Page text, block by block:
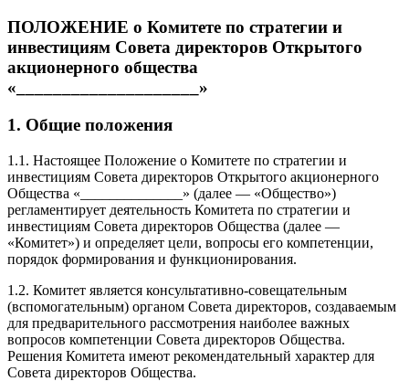
ПОЛОЖЕНИЕ о Комитете по стратегии и
инвестициям Совета директоров Открытого
акционерного общества
«____________________»
1. Общие положения
1.1. Настоящее Положение о Комитете по стратегии и
инвестициям Совета директоров Открытого акционерного
Общества «______________» (далее — «Общество»)
регламентирует деятельность Комитета по стратегии и
инвестициям Совета директоров Общества (далее —
«Комитет») и определяет цели, вопросы его компетенции,
порядок формирования и функционирования.
1.2. Комитет является консультативно-совещательным
(вспомогательным) органом Совета директоров, создаваемым
для предварительного рассмотрения наиболее важных
вопросов компетенции Совета директоров Общества.
Решения Комитета имеют рекомендательный характер для
Совета директоров Общества.